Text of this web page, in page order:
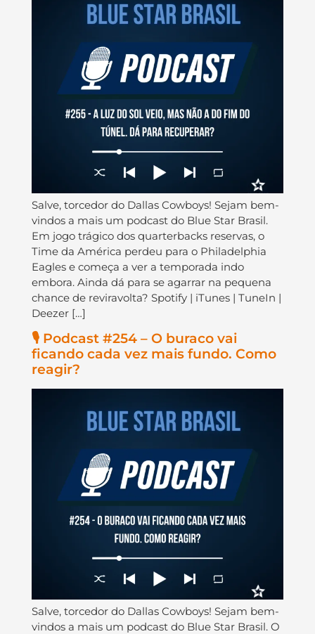
Salve, torcedor do Dallas Cowboys! Sejam bem-
vindos a mais um podcast do Blue Star Brasil.
Em jogo trágico dos quarterbacks reservas, o
Time da América perdeu para o Philadelphia
Eagles e começa a ver a temporada indo
embora. Ainda dá para se agarrar na pequena
chance de reviravolta? Spotify | iTunes | TuneIn |
Deezer […]
🎙️ Podcast #254 – O buraco vai
ficando cada vez mais fundo. Como
reagir?
Salve, torcedor do Dallas Cowboys! Sejam bem-
vindos a mais um podcast do Blue Star Brasil. O